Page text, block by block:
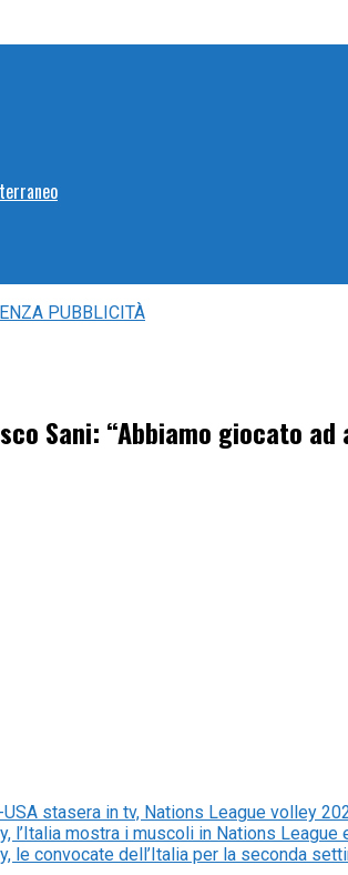
PUBBLICITÀ
Sani: “Abbiamo giocato
stasera in tv, Nations League volley
l’Italia mostra i muscoli in Nations
le convocate dell’Italia per la seconda